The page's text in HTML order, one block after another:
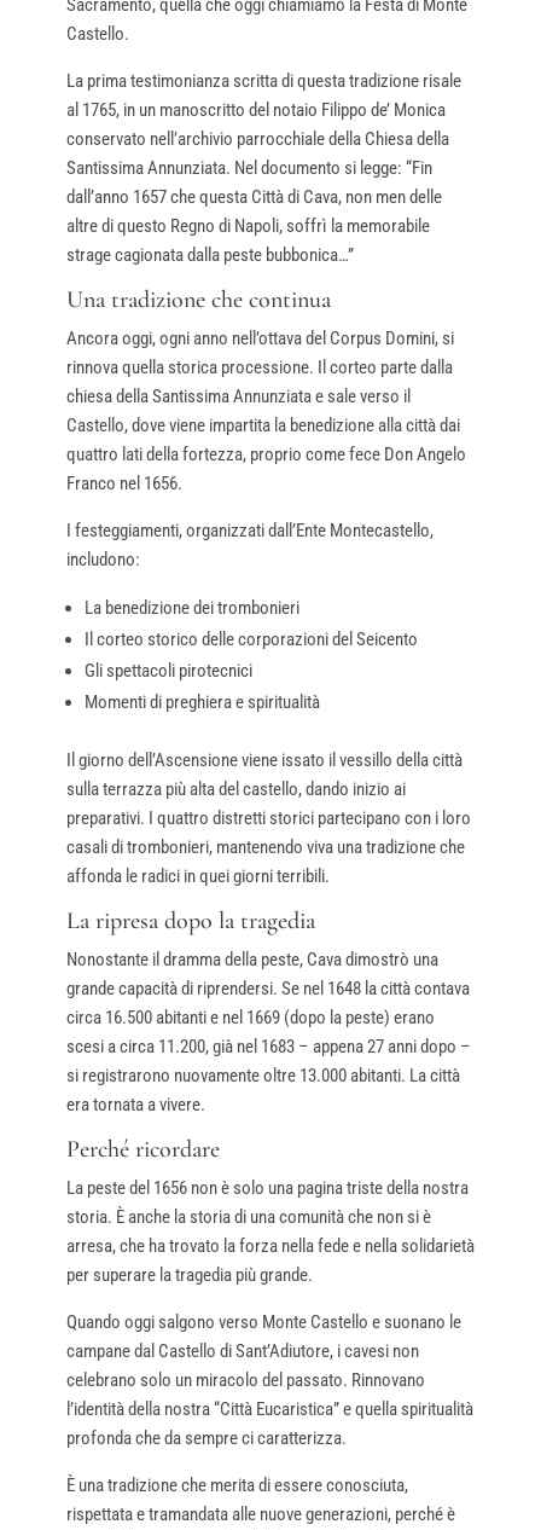
Sacramento, quella che oggi chiamiamo la Festa di Monte
Castello.
La prima testimonianza scritta di questa tradizione risale
al 1765, in un manoscritto del notaio Filippo de’ Monica
conservato nell’archivio parrocchiale della Chiesa della
Santissima Annunziata. Nel documento si legge: “Fin
dall’anno 1657 che questa Città di Cava, non men delle
altre di questo Regno di Napoli, soffrì la memorabile
strage cagionata dalla peste bubbonica…”
Una tradizione che continua
Ancora oggi, ogni anno nell’ottava del Corpus Domini, si
rinnova quella storica processione. Il corteo parte dalla
chiesa della Santissima Annunziata e sale verso il
Castello, dove viene impartita la benedizione alla città dai
quattro lati della fortezza, proprio come fece Don Angelo
Franco nel 1656.
I festeggiamenti, organizzati dall’Ente Montecastello,
includono:
La benedizione dei trombonieri
Il corteo storico delle corporazioni del Seicento
Gli spettacoli pirotecnici
Momenti di preghiera e spiritualità
Il giorno dell’Ascensione viene issato il vessillo della città
sulla terrazza più alta del castello, dando inizio ai
preparativi. I quattro distretti storici partecipano con i loro
casali di trombonieri, mantenendo viva una tradizione che
affonda le radici in quei giorni terribili.
La ripresa dopo la tragedia
Nonostante il dramma della peste, Cava dimostrò una
grande capacità di riprendersi. Se nel 1648 la città contava
circa 16.500 abitanti e nel 1669 (dopo la peste) erano
scesi a circa 11.200, già nel 1683 – appena 27 anni dopo –
si registrarono nuovamente oltre 13.000 abitanti. La città
era tornata a vivere.
Perché ricordare
La peste del 1656 non è solo una pagina triste della nostra
storia. È anche la storia di una comunità che non si è
arresa, che ha trovato la forza nella fede e nella solidarietà
per superare la tragedia più grande.
Quando oggi salgono verso Monte Castello e suonano le
campane dal Castello di Sant’Adiutore, i cavesi non
celebrano solo un miracolo del passato. Rinnovano
l’identità della nostra “Città Eucaristica” e quella spiritualità
profonda che da sempre ci caratterizza.
È una tradizione che merita di essere conosciuta,
rispettata e tramandata alle nuove generazioni, perché è